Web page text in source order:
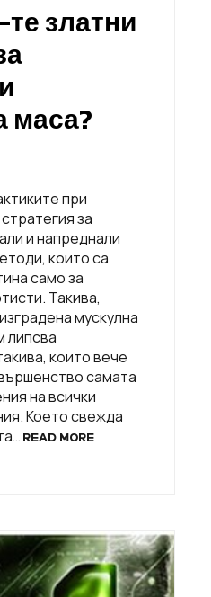
златни
маса?
при
за
и напреднали
които са
само за
Такива,
мускулна
липсва
които вече
самата
на всички
Което свежда
READ MORE